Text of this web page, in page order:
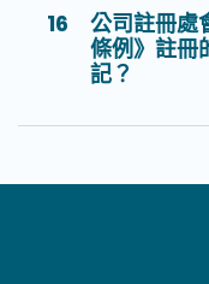
16
公司註冊處
條例》註冊
記？